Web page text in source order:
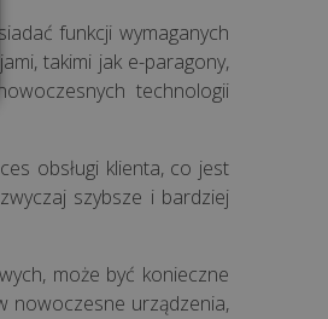
funkcji wymaganych
takimi jak e-paragony,
technologii
obsługi klienta, co jest
szybsze i bardziej
może być konieczne
nowoczesne urządzenia,